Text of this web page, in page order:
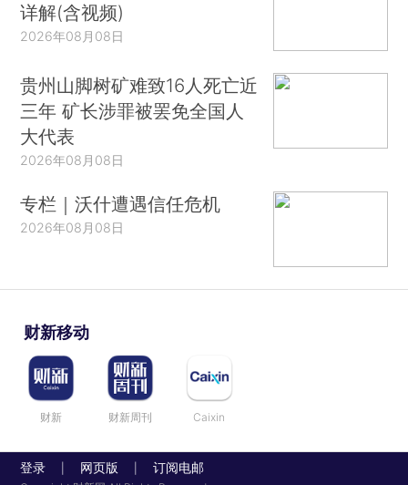
详解(含视频)
2026年08月08日
贵州山脚树矿难致16人死亡近
三年 矿长涉罪被罢免全国人
大代表
2026年08月08日
专栏｜沃什遭遇信任危机
2026年08月08日
财新移动
财新 财新周刊 Caixin
登录 网页版 订阅电邮